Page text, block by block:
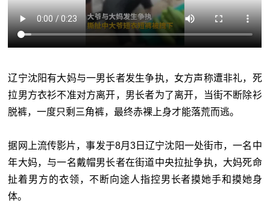
辽宁沈阳有大妈与一男长者发生争执，女方声称遭非礼，死
拉男方衣衫不准对方离开，男长者为了离开，当街不断除衫
脱裤，一度只剩三角裤，最终赤裸上身才能落荒而逃。
据网上流传影片，事发于8月3日辽宁沈阳一处街市，一名中
年大妈，与一名戴帽男长者在街道中央拉扯争执，大妈死命
扯着男方的衣领，不断向途人指控男长者摸她手和摸她身
体。